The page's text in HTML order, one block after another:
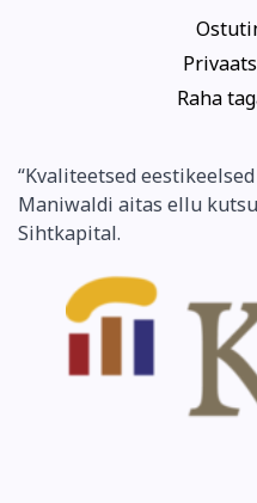
Raha
“Kvaliteetsed
Maniwaldi aitas ellu
Sihtkapital.